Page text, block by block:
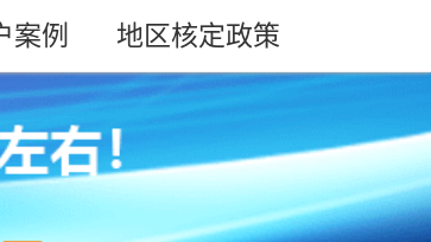
案例 地区核定政策